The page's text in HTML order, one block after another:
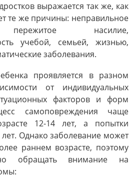
выражается так же, как
те же причины: неправильное
пережитое насилие,
учебой, семьей, жизнью,
заболевания.
проявляется в разном
от индивидуальных
факторов и форм
самоповреждения чаще
12-14 лет, а попытки
Однако заболевание может
раннем возрасте, поэтому
обращать внимание на